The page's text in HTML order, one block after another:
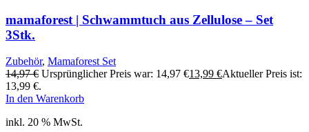
mamaforest | Schwammtuch aus Zellulose – Set
3Stk.
Zubehör, Mamaforest Set
14,97€ Ursprünglicher Preis war: 14,97 €13,99 €Aktueller Preis ist:
13,99 €.
In den Warenkorb
inkl. 20 % MwSt.